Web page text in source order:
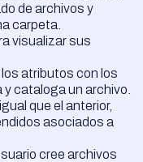
de archivos y
carpeta.
visualizar sus
atributos con los
cataloga un archivo.
que el anterior,
asociados a
cree archivos